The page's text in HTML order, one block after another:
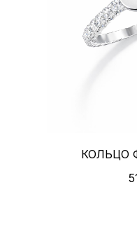
КОЛЬЦО